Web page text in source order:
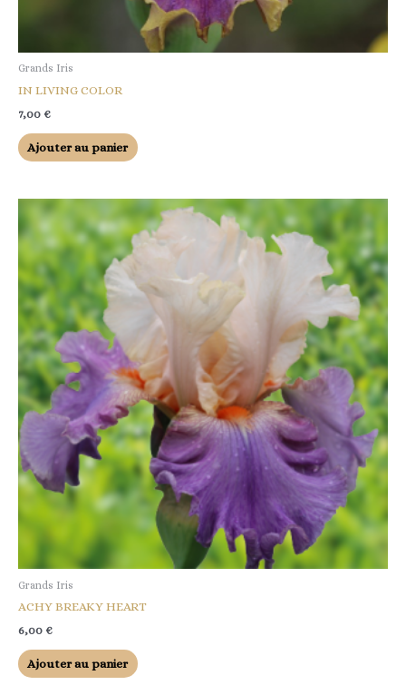
Grands Iris
IN LIVING COLOR
7,00 €
Ajouter au panier
Grands Iris
ACHY BREAKY HEART
6,00 €
Ajouter au panier